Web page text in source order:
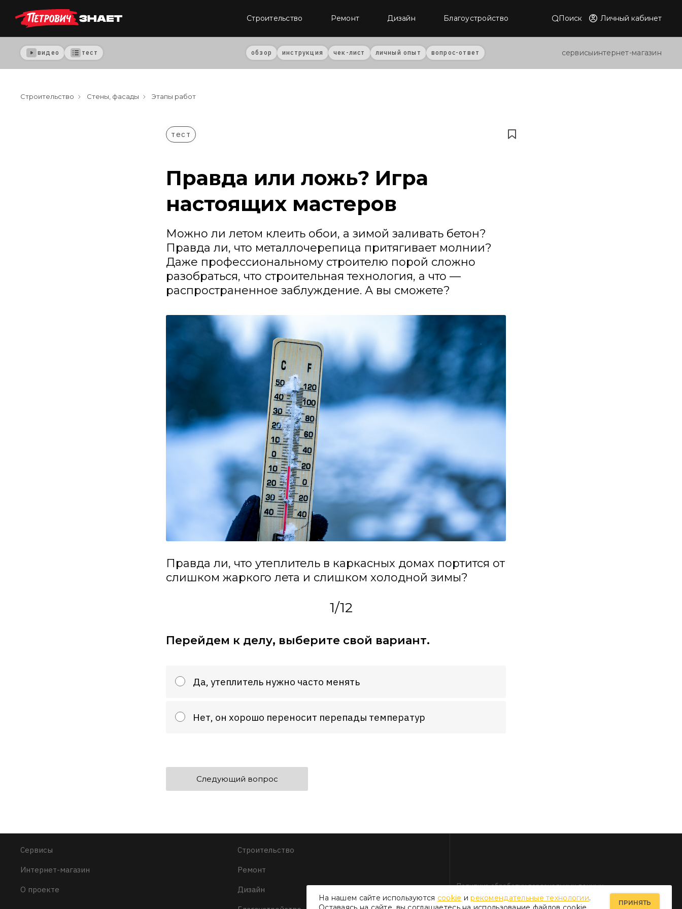
Строительство Ремонт Дизайн Благоустройство Поиск Личный кабинет
видео тест обзор инструкция чек-лист личный опыт вопрос-ответ сервисыинтернет-магазин
Строительство Стены, фасады Этапы работ
тест
Правда или ложь? Игра
настоящих мастеров
Можно ли летом клеить обои, а зимой заливать бетон?
Правда ли, что металлочерепица притягивает молнии?
Даже профессиональному строителю порой сложно
разобраться, что строительная технология, а что —
распространенное заблуждение. А вы сможете?
Правда ли, что утеплитель в каркасных домах портится от
слишком жаркого лета и слишком холодной зимы?
1/12
Перейдем к делу, выберите свой вариант.
Да, утеплитель нужно часто менять
Нет, он хорошо переносит перепады температур
Следующий вопрос
Сервисы
Интернет-магазин
О проекте
Строительство
Ремонт
Дизайн
Политика обработки персональных данных
На нашем сайте используются cookie ирекомендательные технологии.
ПРИНЯТЬ